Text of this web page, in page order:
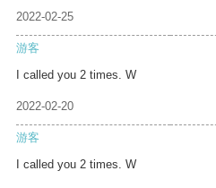
2022-02-25
游客
I called you 2 times. W
2022-02-20
游客
I called you 2 times. W